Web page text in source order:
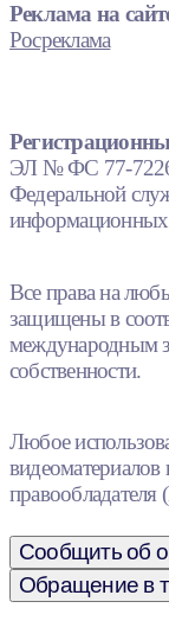
Реклама на
Росреклама
ЭЛ № ФС 77-
Федеральной
информационных
Все права на
защищены в
международным
собственности.
Любое
видеоматериалов
Сообщить об
Обращение в